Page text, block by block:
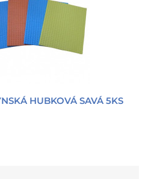
HUBKOVÁ SAVÁ 5KS